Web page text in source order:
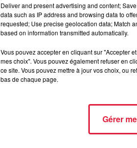
Horoscope du jeudi 6 août
Horoscope du jeudi 6 août 2026
Deliver and present advertising and content;
data such as IP address and browsing data to
requested; Use precise geolocation data; Match
based on information transmitted automatically.
Vous pouvez accepter en cliquant sur "Accepter
mes choix". Vous pouvez également refuser en
ce site. Vous pouvez mettre à jour vos choix, ou
bas de chaque page.
Gérer